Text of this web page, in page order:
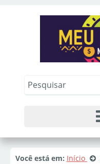
Você está em: Início